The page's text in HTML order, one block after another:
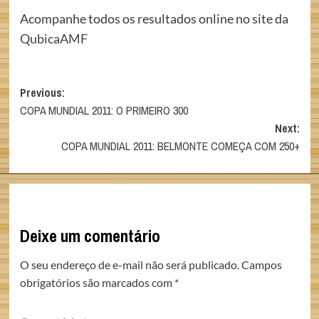
Acompanhe todos os resultados online no site da
QubicaAMF
Post
navigation
Previous:
COPA MUNDIAL 2011: O PRIMEIRO 300
Next:
COPA MUNDIAL 2011: BELMONTE COMEÇA COM 250+
Deixe um comentário
O seu endereço de e-mail não será publicado.Campos
obrigatórios são marcados com *